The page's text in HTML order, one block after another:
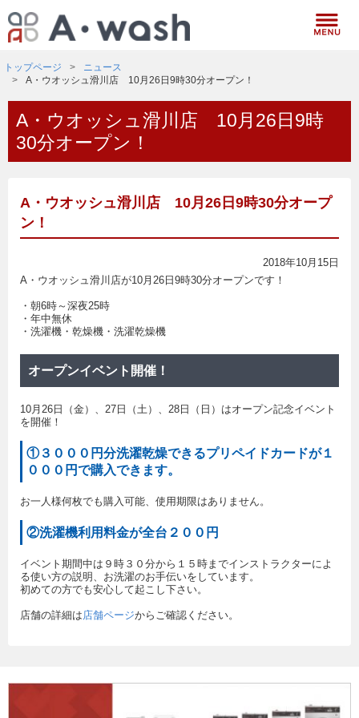
トップページ
ニュース
A・ウオッシュ滑川店 10月26日9時30分オープン！
A・ウオッシュ滑川店 10月26日9時
30分オープン！
A・ウオッシュ滑川店 10月26日9時30分オープ
ン！
2018年10月15日
A・ウオッシュ滑川店が10月26日9時30分オープンです！
・朝6時～深夜25時
・年中無休
・洗濯機・乾燥機・洗濯乾燥機
オープンイベント開催！
10月26日（金）、27日（土）、28日（日）はオープン記念イベント
を開催！
①３０００円分洗濯乾燥できるプリペイドカードが１
０００円で購入できます。
お一人様何枚でも購入可能、使用期限はありません。
②洗濯機利用料金が全台２００円
イベント期間中は９時３０分から１５時までインストラクターによ
る使い方の説明、お洗濯のお手伝いをしています。
初めての方でも安心して起こし下さい。
店舗の詳細は 店舗ページからご確認ください。